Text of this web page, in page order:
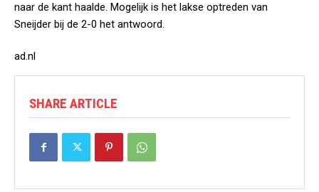
naar de kant haalde. Mogelijk is het lakse optreden van
Sneijder bij de 2-0 het antwoord.
ad.nl
SHARE ARTICLE